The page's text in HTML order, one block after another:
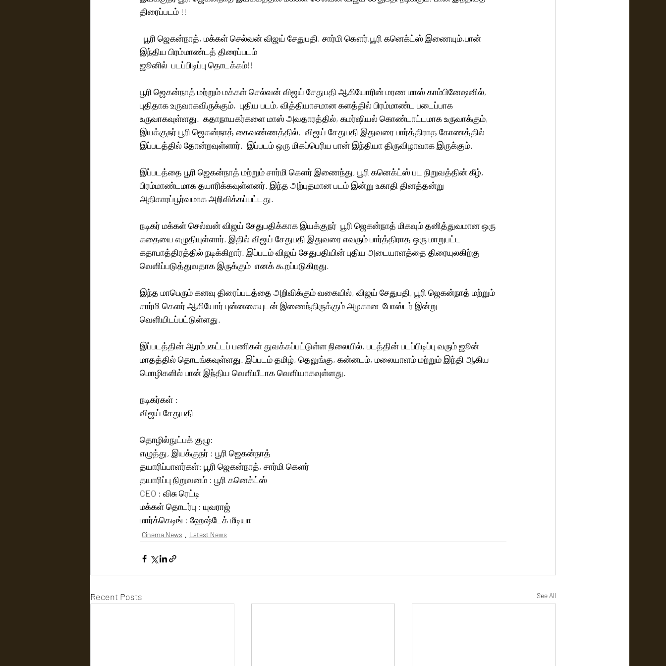
திரைப்படம் !!
இந்திய பிரம்மாண்டத் திரைப்படம்
ஜூனில்  படப்பிடிப்பு தொடக்கம்!!
பூரி ஜெகன்நாத் மற்றும் மக்கள் செல்வன் விஜய் சேதுபதி ஆகியோரின் மரண மாஸ் காம்பினேஷனில்,
புதிதாக உருவாகவிருக்கும்,  புதிய படம், வித்தியாசமான களத்தில் பிரம்மாண்ட படைப்பாக
உருவாகவுள்ளது.  கதாநாயகர்களை மாஸ் அவதாரத்தில், கமர்ஷியல் கொண்டாட்டமாக உருவாக்கும்,
இயக்குநர் பூரி ஜெகன்நாத் கைவண்ணத்தில்,  விஜய் சேதுபதி இதுவரை பார்த்திராத கோணத்தில்
இப்படத்தில் தோன்றவுள்ளார்.  இப்படம் ஒரு மிகப்பெரிய பான் இந்தியா திருவிழாவாக இருக்கும்.
இப்படத்தை பூரி ஜெகன்நாத் மற்றும் சார்மி கௌர் இணைந்து, பூரி கனெக்ட்ஸ் பட நிறுவத்தின் கீழ்,
பிரம்மாண்டமாக தயாரிக்கவுள்ளனர். இந்த அற்புதமான படம் இன்று உகாதி தினத்தன்று
அதிகாரப்பூர்வமாக அறிவிக்கப்பட்டது.
நடிகர் மக்கள் செல்வன் விஜய் சேதுபதிக்காக இயக்குநர்  பூரி ஜெகன்நாத் மிகவும் தனித்துவமான ஒரு
கதையை எழுதியுள்ளார். இதில் விஜய் சேதுபதி இதுவரை எவரும் பார்த்திராத ஒரு மாறுபட்ட
கதாபாத்திரத்தில் நடிக்கிறார். இப்படம் விஜய் சேதுபதியின் புதிய அடையாளத்தை திரையுலகிற்கு
வெளிப்படுத்துவதாக இருக்கும்  எனக் கூறப்படுகிறது.
இந்த மாபெரும் கனவு திரைப்படத்தை அறிவிக்கும் வகையில், விஜய் சேதுபதி, பூரி ஜெகன்நாத் மற்றும்
சார்மி கௌர் ஆகியோர் புன்னகையுடன் இணைந்திருக்கும் அழகான  போஸ்டர் இன்று
வெளியிடப்பட்டுள்ளது.
இப்படத்தின் ஆரம்பகட்டப் பணிகள் துவக்கப்பட்டுள்ள நிலையில், படத்தின் படப்பிடிப்பு வரும் ஜூன்
மாதத்தில் தொடங்கவுள்ளது. இப்படம் தமிழ், தெலுங்கு, கன்னடம், மலையாளம் மற்றும் இந்தி ஆகிய
மொழிகளில் பான் இந்திய வெளியீடாக வெளியாகவுள்ளது.
நடிகர்கள் :
விஜய் சேதுபதி
தொழில்நுட்பக் குழு:
எழுத்து, இயக்குநர் : பூரி ஜெகன்நாத்
தயாரிப்பாளர்கள்: பூரி ஜெகன்நாத், சார்மி கௌர்
தயாரிப்பு நிறுவனம் : பூரி கனெக்ட்ஸ்
CEO : விசு ரெட்டி
மக்கள் தொடர்பு : யுவராஜ்
மார்க்கெடிங் : ஹேஷ்டேக் மீடியா
Cinema News Latest News
Recent Posts See All